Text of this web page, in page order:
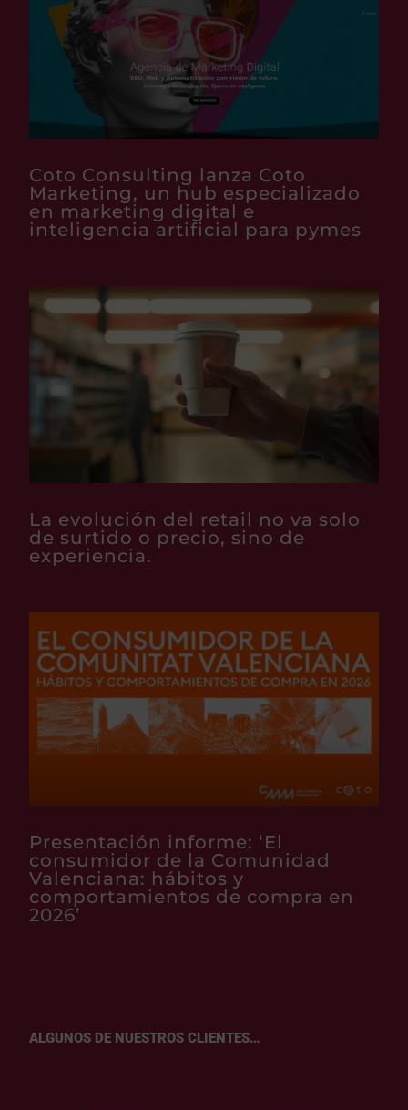
Coto Consulting lanza Coto
Marketing, un hub especializado
en marketing digital e
inteligencia artificial para pymes
La evolución del retail no va solo
de surtido o precio, sino de
experiencia.
Presentación informe: ‘El
consumidor de la Comunidad
Valenciana: hábitos y
comportamientos de compra en
2026’
ALGUNOS DE NUESTROS CLIENTES…